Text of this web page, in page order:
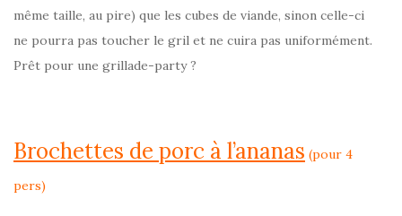
même taille, au pire) que les cubes de viande, sinon celle-ci
ne pourra pas toucher le gril et ne cuira pas uniformément.
Prêt pour une grillade-party ?
Brochettes de porc à l’ananas (pour 4
pers)